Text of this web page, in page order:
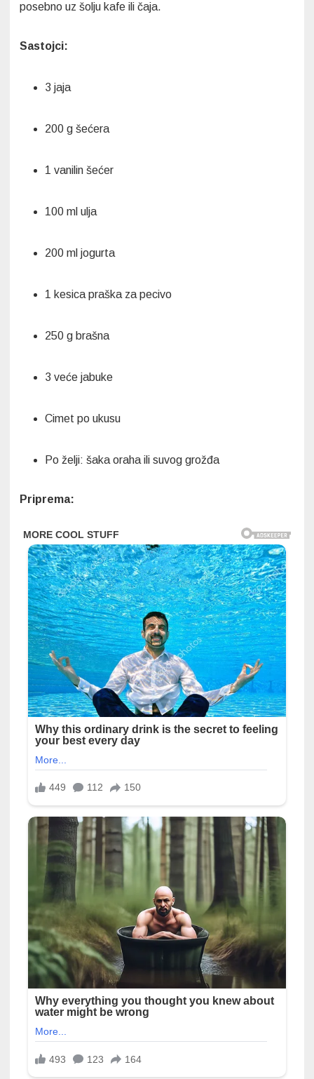
posebno uz šolju kafe ili čaja.
Sastojci:
3 jaja
200 g šećera
1 vanilin šećer
100 ml ulja
200 ml jogurta
1 kesica praška za pecivo
250 g brašna
3 veće jabuke
Cimet po ukusu
Po želji: šaka oraha ili suvog grožđa
Priprema: